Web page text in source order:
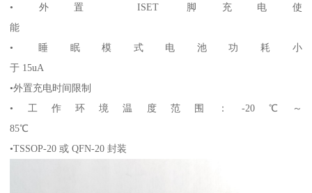
•外置 ISET 脚充电使
能
• 睡眠模式电池功耗小
于 15uA
•外置充电时间限制
•工作环境温度范围：-20℃～
85℃
•TSSOP-20 或 QFN-20 封装